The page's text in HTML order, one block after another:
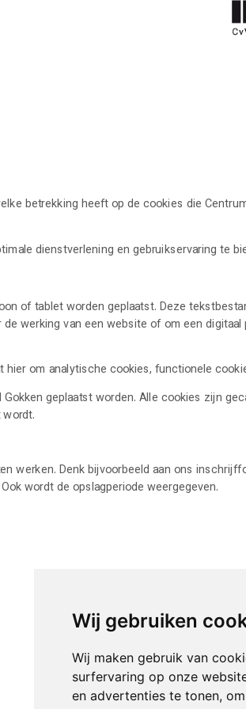
Wij gebruiken
Wij maken gebruik van
surfervaring op onze
en advertenties te tonen,
betrekking heeft op de cookies die
dienstverlening en gebruikservaring te
of tablet worden geplaatst. Deze
werking van een website of om een
om analytische cookies, functionele
geplaatst worden. Alle cookies zijn
werken. Denk bijvoorbeeld aan ons
wordt de opslagperiode weergegeven.